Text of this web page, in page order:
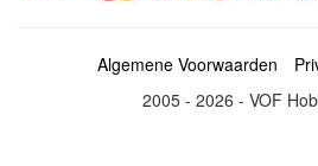
Algemene Voorwaarden
2005 - 2026 - VOF